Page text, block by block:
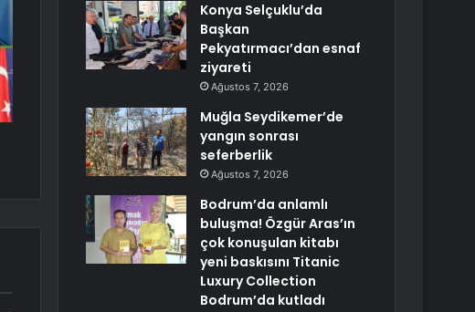
Konya Selçuklu’da
Başkan
Pekyatırmacı’dan esnaf
ziyareti
Ağustos 7, 2026
Muğla Seydikemer’de
yangın sonrası
seferberlik
Ağustos 7, 2026
Bodrum’da anlamlı
buluşma! Özgür Aras’ın
çok konuşulan kitabı
yeni baskısını Titanic
Luxury Collection
Bodrum’da kutladı